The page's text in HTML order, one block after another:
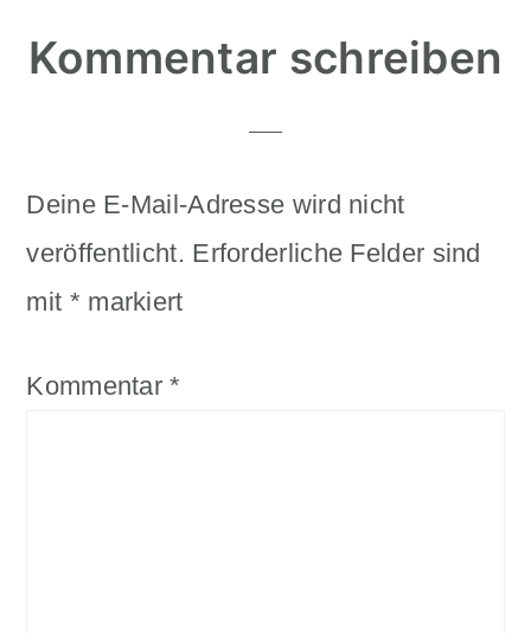
Kommentar schreiben
Deine E-Mail-Adresse wird nicht
veröffentlicht. Erforderliche Felder sind
mit * markiert
Kommentar*